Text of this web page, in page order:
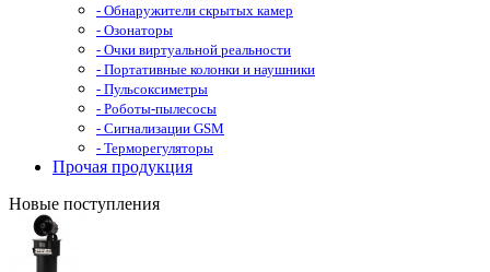
- Обнаружители скрытых камер
- Озонаторы
- Очки виртуальной реальности
- Портативные колонки и наушники
- Пульсоксиметры
- Роботы-пылесосы
- Сигнализации GSM
- Терморегуляторы
Прочая продукция
Новые поступления